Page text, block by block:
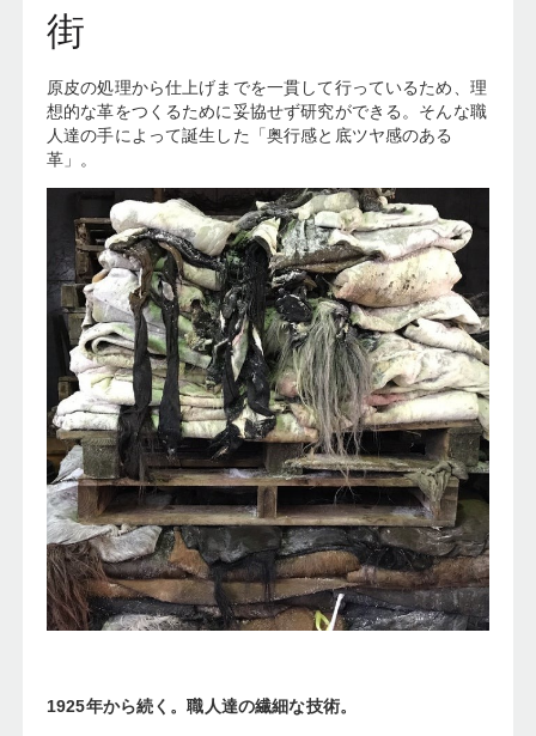
街
原皮の処理から仕上げまでを一貫して行っているため、理
想的な革をつくるために妥協せず研究ができる。そんな職
人達の手によって誕生した「奥行感と底ツヤ感のある
革」。
1925年から続く。職人達の繊細な技術。